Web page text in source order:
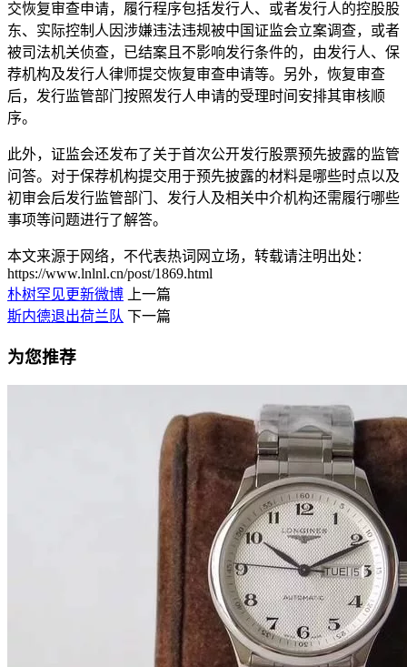
交恢复审查申请，履行程序包括发行人、或者发行人的控股股
东、实际控制人因涉嫌违法违规被中国证监会立案调查，或者
被司法机关侦查，已结案且不影响发行条件的，由发行人、保
荐机构及发行人律师提交恢复审查申请等。另外，恢复审查
后，发行监管部门按照发行人申请的受理时间安排其审核顺
序。
此外，证监会还发布了关于首次公开发行股票预先披露的监管
问答。对于保荐机构提交用于预先披露的材料是哪些时点以及
初审会后发行监管部门、发行人及相关中介机构还需履行哪些
事项等问题进行了解答。
本文来源于网络，不代表热词网立场，转载请注明出处：
https://www.lnlnl.cn/post/1869.html
朴树罕见更新微博
上一篇
斯内德退出荷兰队 下一篇
为您推荐